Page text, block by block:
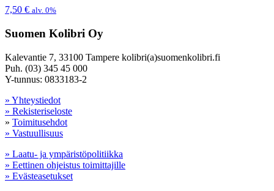
7,50 € alv. 0%
Suomen Kolibri Oy
Kalevantie 7, 33100 Tampere kolibri(a)suomenkolibri.fi
Puh. (03) 345 45 000
Y-tunnus: 0833183-2
» Yhteystiedot
» Rekisteriseloste
» Toimitusehdot
» Vastuullisuus
» Laatu- ja ympäristöpolitiikka
» Eettinen ohjeistus toimittajille
» Evästeasetukset